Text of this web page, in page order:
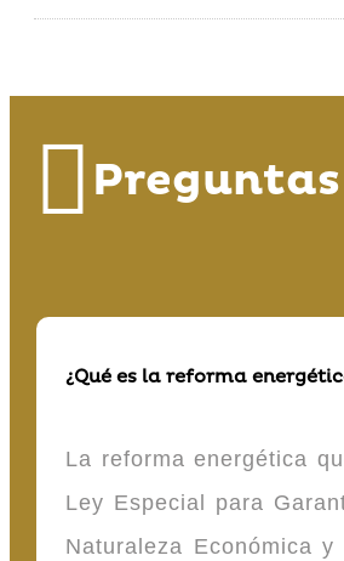
¿Qué es la reforma
La reforma energética
Ley Especial para
Naturaleza Económica